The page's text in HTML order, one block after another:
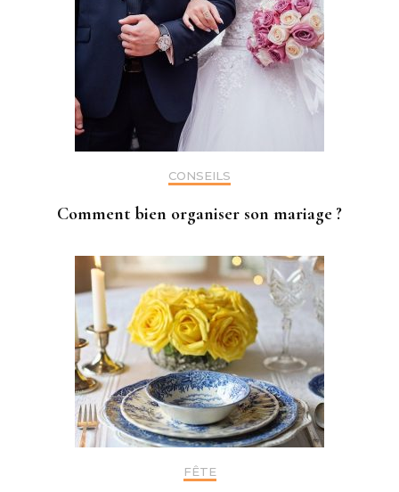
CONSEILS
Comment bien organiser son mariage ?
FÊTE